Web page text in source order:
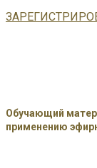
Обучающий
применению